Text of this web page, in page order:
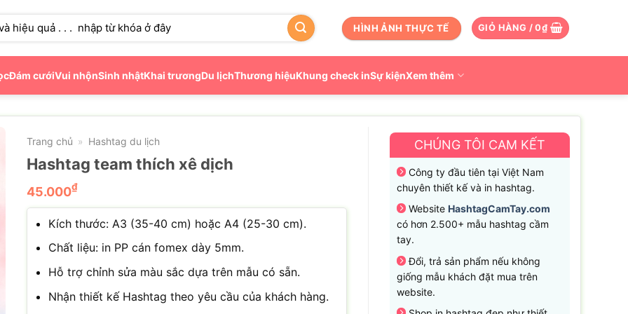
HÌNH ẢNH THỰC TẾ GIỎ HÀNG /0₫
Đám cướiVui nhộnSinh nhậtKhai trươngDu lịchThương hiệuKhung check inSự kiệnXem thêm
Trang chủ » Hashtag du lịch
Hashtag team thích xê dịch
45.000₫
Kích thước: A3 (35-40 cm) hoặc A4 (25-30 cm).
Chất liệu: in PP cán fomex dày 5mm.
Hỗ trợ chỉnh sửa màu sắc dựa trên mẫu có sẵn.
Nhận thiết kế Hashtag theo yêu cầu của khách hàng.
CHÚNG TÔI CAM KẾT
Công ty đầu tiên tại Việt Nam
chuyên thiết kế và in hashtag.
Website HashtagCamTay.com
có hơn 2.500+ mẫu hashtag cầm
tay.
Đổi, trả sản phẩm nếu không
giống mẫu khách đặt mua trên
website.